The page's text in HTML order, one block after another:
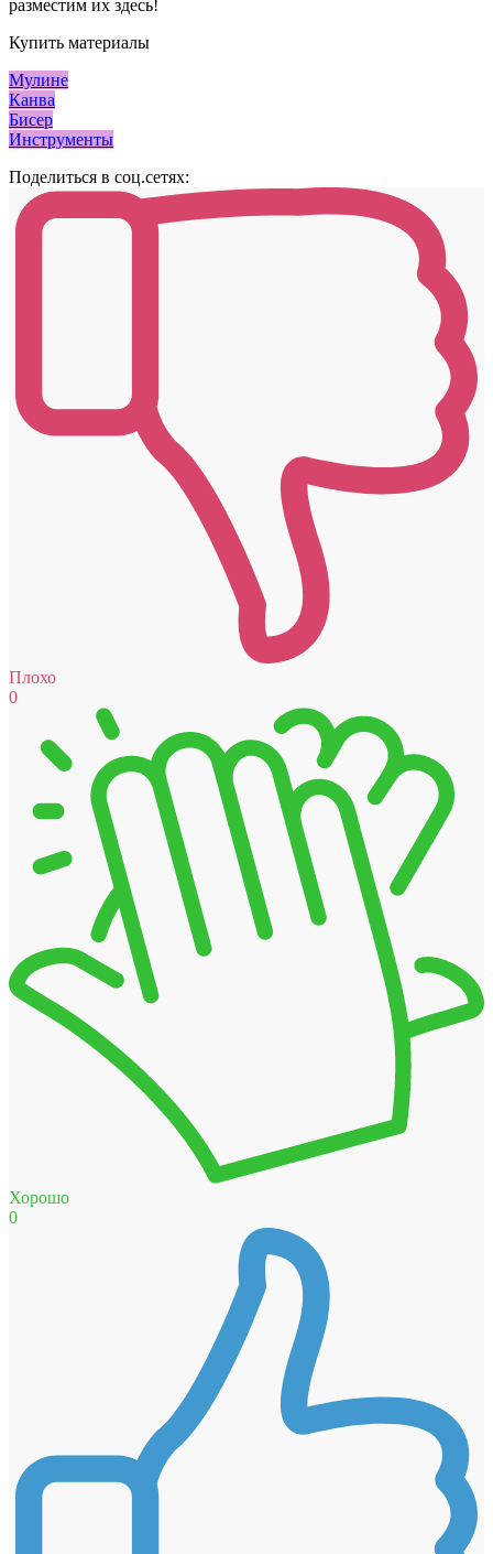
разместим их здесь!
Купить материалы
Мулине
Канва
Бисер
Инструменты
Поделиться в соц.сетях:
Плохо
0
Хорошо
0